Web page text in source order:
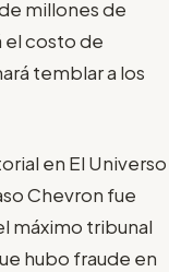
millones de
el costo de
temblar a los
en El Universo
Chevron fue
máximo tribunal
hubo fraude en